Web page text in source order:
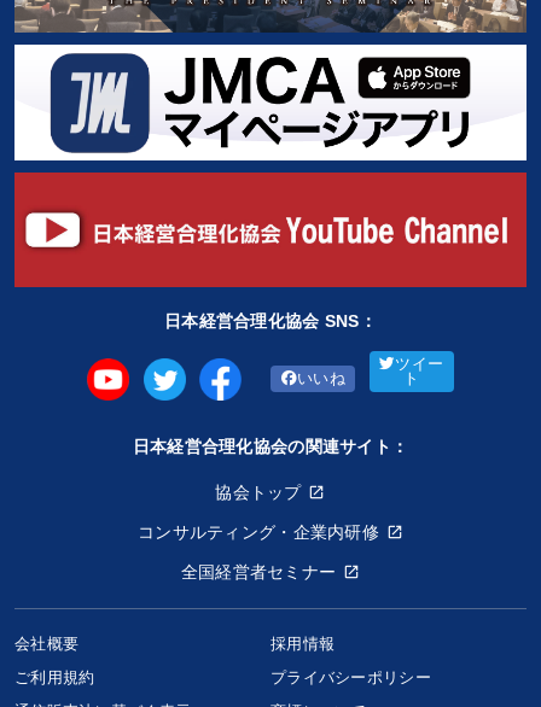
日本経営合理化協会 SNS：
いいね
ツイー
ト
日本経営合理化協会の関連サイト：
協会トップ
コンサルティング・企業内研修
全国経営者セミナー
会社概要
採用情報
ご利用規約
プライバシーポリシー